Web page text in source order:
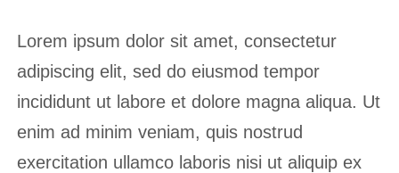
Lorem ipsum dolor sit amet, consectetur
adipiscing elit, sed do eiusmod tempor
incididunt ut labore et dolore magna aliqua. Ut
enim ad minim veniam, quis nostrud
exercitation ullamco laboris nisi ut aliquip ex